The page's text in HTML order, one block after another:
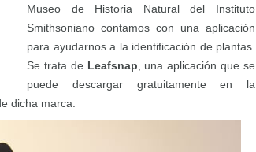
Museo de Historia Natural del Instituto
Smithsoniano contamos con una aplicación
para ayudarnos a la identificación de plantas.
Se trata de Leafsnap , una aplicación que se
puede descargar gratuitamente en la
dicha marca.